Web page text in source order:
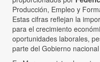
Producción, Empleo y
Estas cifras reflejan la
para el crecimiento
oportunidades laborales,
parte del Gobierno